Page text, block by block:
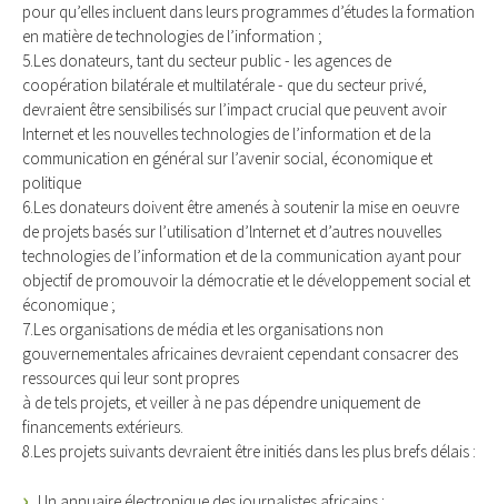
pour qu’elles incluent dans leurs programmes d’études la formation
en matière de technologies de l’information ;
5.Les donateurs, tant du secteur public - les agences de
coopération bilatérale et multilatérale - que du secteur privé,
devraient être sensibilisés sur l’impact crucial que peuvent avoir
Internet et les nouvelles technologies de l’information et de la
communication en général sur l’avenir social, économique et
politique
6.Les donateurs doivent être amenés à soutenir la mise en oeuvre
de projets basés sur l’utilisation d’lnternet et d’autres nouvelles
technologies de l’information et de la communication ayant pour
objectif de promouvoir la démocratie et le développement social et
économique ;
7.Les organisations de média et les organisations non
gouvernementales africaines devraient cependant consacrer des
ressources qui leur sont propres
à de tels projets, et veiller à ne pas dépendre uniquement de
financements extérieurs.
8.Les projets suivants devraient être initiés dans les plus brefs délais :